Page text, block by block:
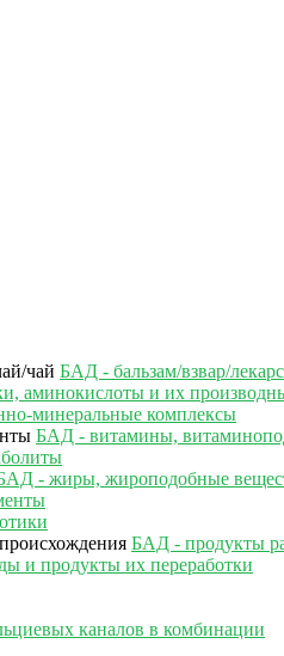
БАД - бальзам/взвар/
аминокислоты и их
минеральные комплексы
БАД - витамины,
- жиры, жироподобные
БАД - продукты
и продукты их переработки
каналов в комбинации